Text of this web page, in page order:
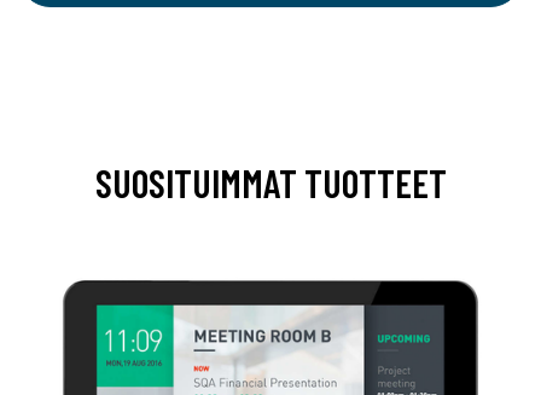
SUOSITUIMMAT TUOTTEET